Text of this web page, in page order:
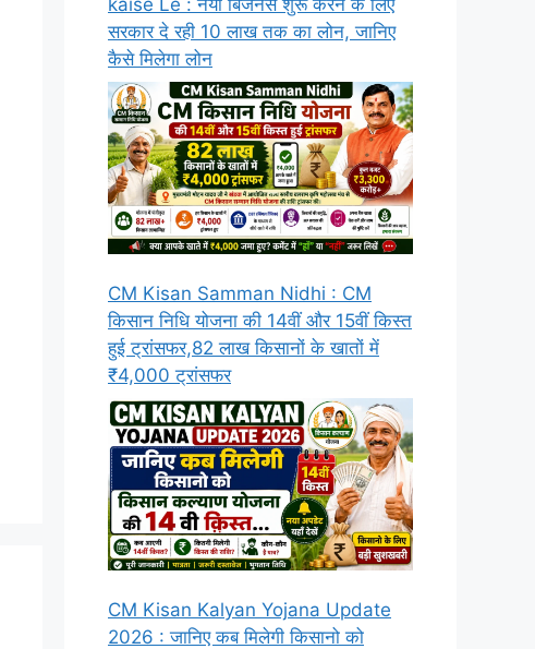
सरकार दे रही 10 लाख तक का लोन, जानिए
कैसे मिलेगा लोन
CM Kisan Samman Nidhi : CM
किसान निधि योजना की 14वीं और 15वीं किस्त
हुई ट्रांसफर,82 लाख किसानों के खातों में
₹4,000 ट्रांसफर
CM Kisan Kalyan Yojana Update
2026 : जानिए कब मिलेगी किसानो को